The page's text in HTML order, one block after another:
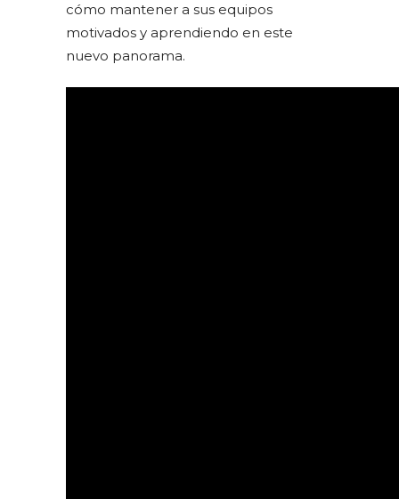
cómo mantener a sus equipos
motivados y aprendiendo en este
nuevo panorama.